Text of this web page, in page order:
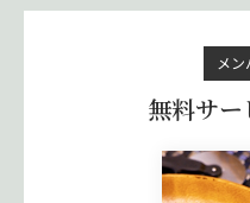
メン
無料サ